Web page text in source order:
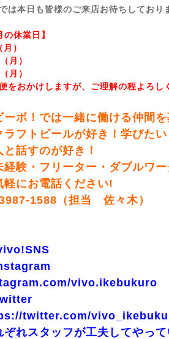
は本日も皆様のご来店お待ちしており
の休業日】
）
月）
月）
をおかけしますが、ご理解の程よろし
ーボ！では一緒に働ける仲間を
ラフトビールが好き！学びたい
と話すのが好き！
経験・フリーター・ダブルワ
軽にお電話ください!
1588（担当 佐々木）
vivo.ikebukuro
twitter.com/
ぞれスタッフが工夫してやって